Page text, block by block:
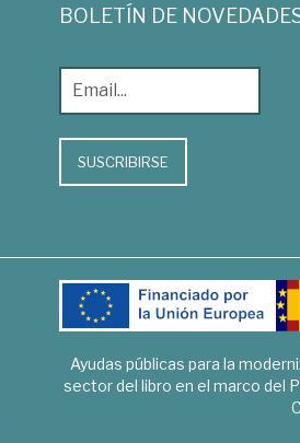
BOLETÍN DE
SUSCRIBIRSE
Ayudas públicas para la
sector del libro en el marco del